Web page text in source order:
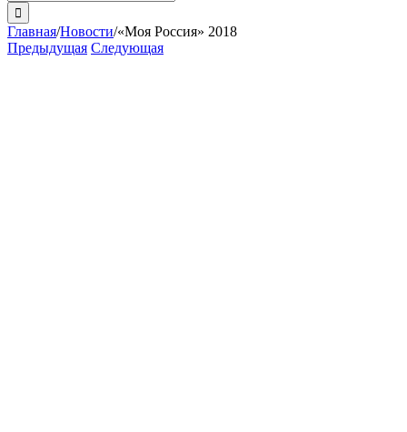
поиска:
Главная/Новости/«Моя Россия» 2018
Предыдущая Следующая